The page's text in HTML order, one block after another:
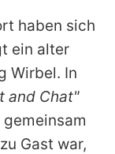
haben sich
ein alter
Wirbel. In
and Chat"
Gast war,